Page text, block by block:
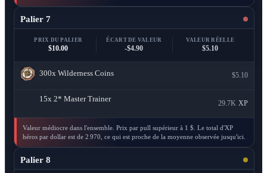
Palier 7
PRIX DU PALIER
$10.00
ÉCART DE VALEUR
-$4.90
VALEUR RÉELLE
$5.10
300x Wilderness Coins $5.10
15x 2* Master Trainer
29.7K XP
Valeur médiocre dans l'ensemble. Prix par pull supérieur à 1 $. Le total d'XP
héros par dollar est de 2 970, ce qui est proche de la moyenne observée jusqu'ici.
Palier 8